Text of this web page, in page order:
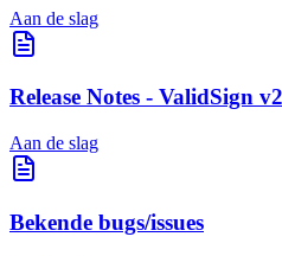
Aan de slag
Release Notes - ValidSign
Aan de slag
Bekende bugs/issues